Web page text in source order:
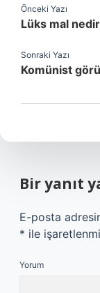
Önceki Yazı
Lüks mal
Sonraki Yazı
Komünist
Bir yanıt
E-posta
* ile
Yorum